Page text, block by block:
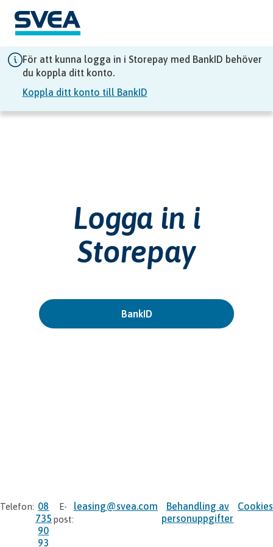
För att kunna logga in i Storepay med BankID behöver
du koppla ditt konto.
Koppla ditt konto till BankID
Logga in i
Storepay
BankID
Telefon: 08
735
90
93
E-
post:
leasing@svea.com
Behandling av
personuppgifter
Cookies